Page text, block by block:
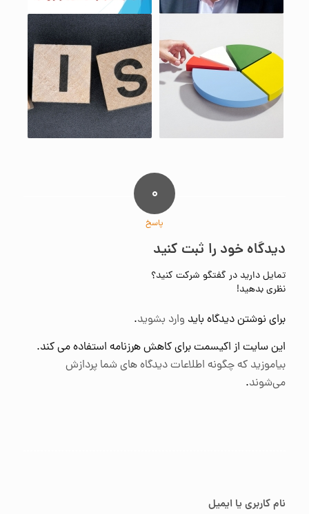
۰
پاسخ
دیدگاه خود را ثبت کنید
تمایل دارید در گفتگو شرکت کنید؟
نظری بدهید!
برای نوشتن دیدگاه باید وارد بشوید.
این سایت از اکیسمت برای کاهش هرزنامه استفاده می کند.
بیاموزید که چگونه اطلاعات دیدگاه های شما پردازش
می‌شوند.
نام کاربری یا ایمیل